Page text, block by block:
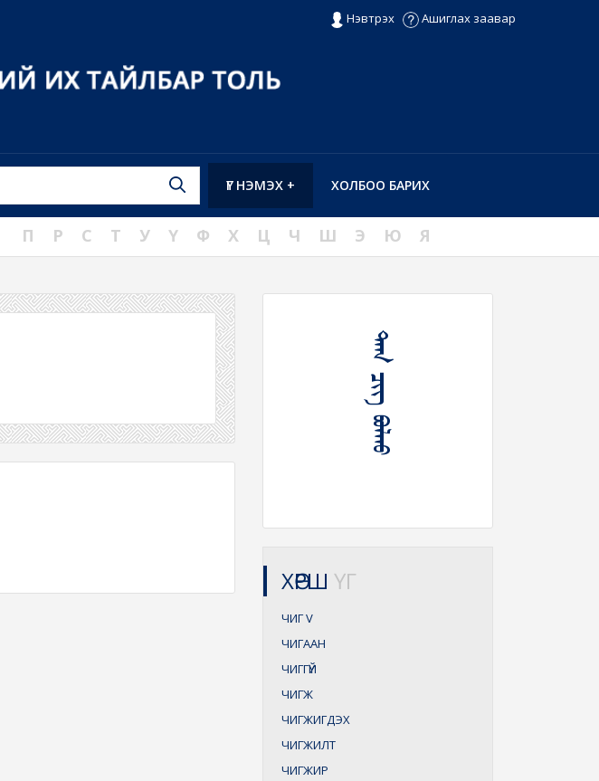
Нэвтрэх Ашиглах заавар
ХОЛБОО БАРИХ
ҮГ НЭМЭХ +
П Р С Т У Ү Ф Х Ц Ч Ш Э Ю Я
ᠲᠠᠭ ᠴᠢᠭ ᠪᠣᠯᠬᠤ
ХӨРШ ҮГ
ЧИГV
ЧИГААН
ЧИГГҮЙ
ЧИГЖ
ЧИГЖИГДЭХ
ЧИГЖИЛТ
ЧИГЖИР